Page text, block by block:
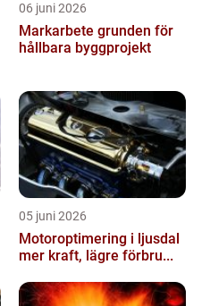
06 juni 2026
Markarbete grunden för
hållbara byggprojekt
05 juni 2026
Motoroptimering i ljusdal
mer kraft, lägre förbru...